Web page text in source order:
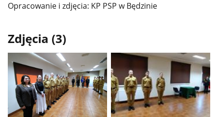
Opracowanie i zdjęcia: KP PSP w Będzinie
Zdjęcia (3)